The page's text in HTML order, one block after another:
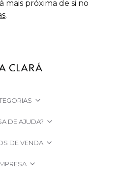
mais próxima de si no
.
DE AJUDA?
DE VENDA